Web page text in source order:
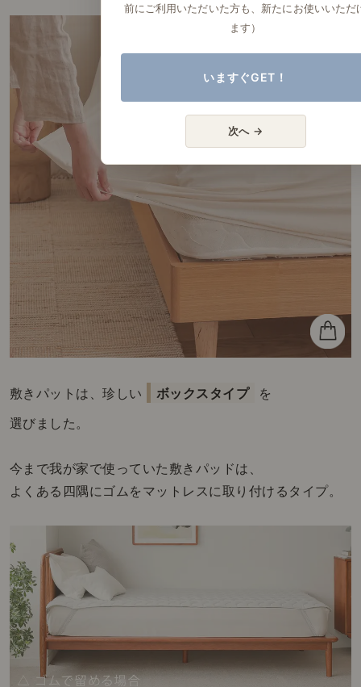
敷きパットは、珍しい ボックスタイプ を
選びました。
今まで我が家で使っていた敷きパッドは、
よくある四隅にゴムをマットレスに取り付けるタイプ。
前にご利用いただいた方も、新たにお使いいただ
ます）
いますぐGET！
次へ →